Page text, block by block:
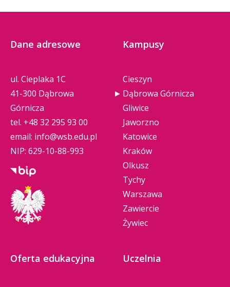
Dane adresowe
ul. Cieplaka 1C
41-300 Dąbrowa
Górnicza
tel. +48 32 295 93 00
email: info@wsb.edu.pl
NIP: 629-10-88-993
Kampusy
Cieszyn
Dąbrowa Górnicza
Gliwice
Jaworzno
Katowice
Kraków
Olkusz
Tychy
Warszawa
Zawiercie
Żywiec
Oferta edukacyjna Uczelnia